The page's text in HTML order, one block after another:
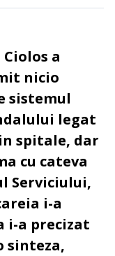
a
nicio
sistemul
legat
spitale, dar
cu cateva
Serviciului,
i-a
i-a precizat
sinteza,